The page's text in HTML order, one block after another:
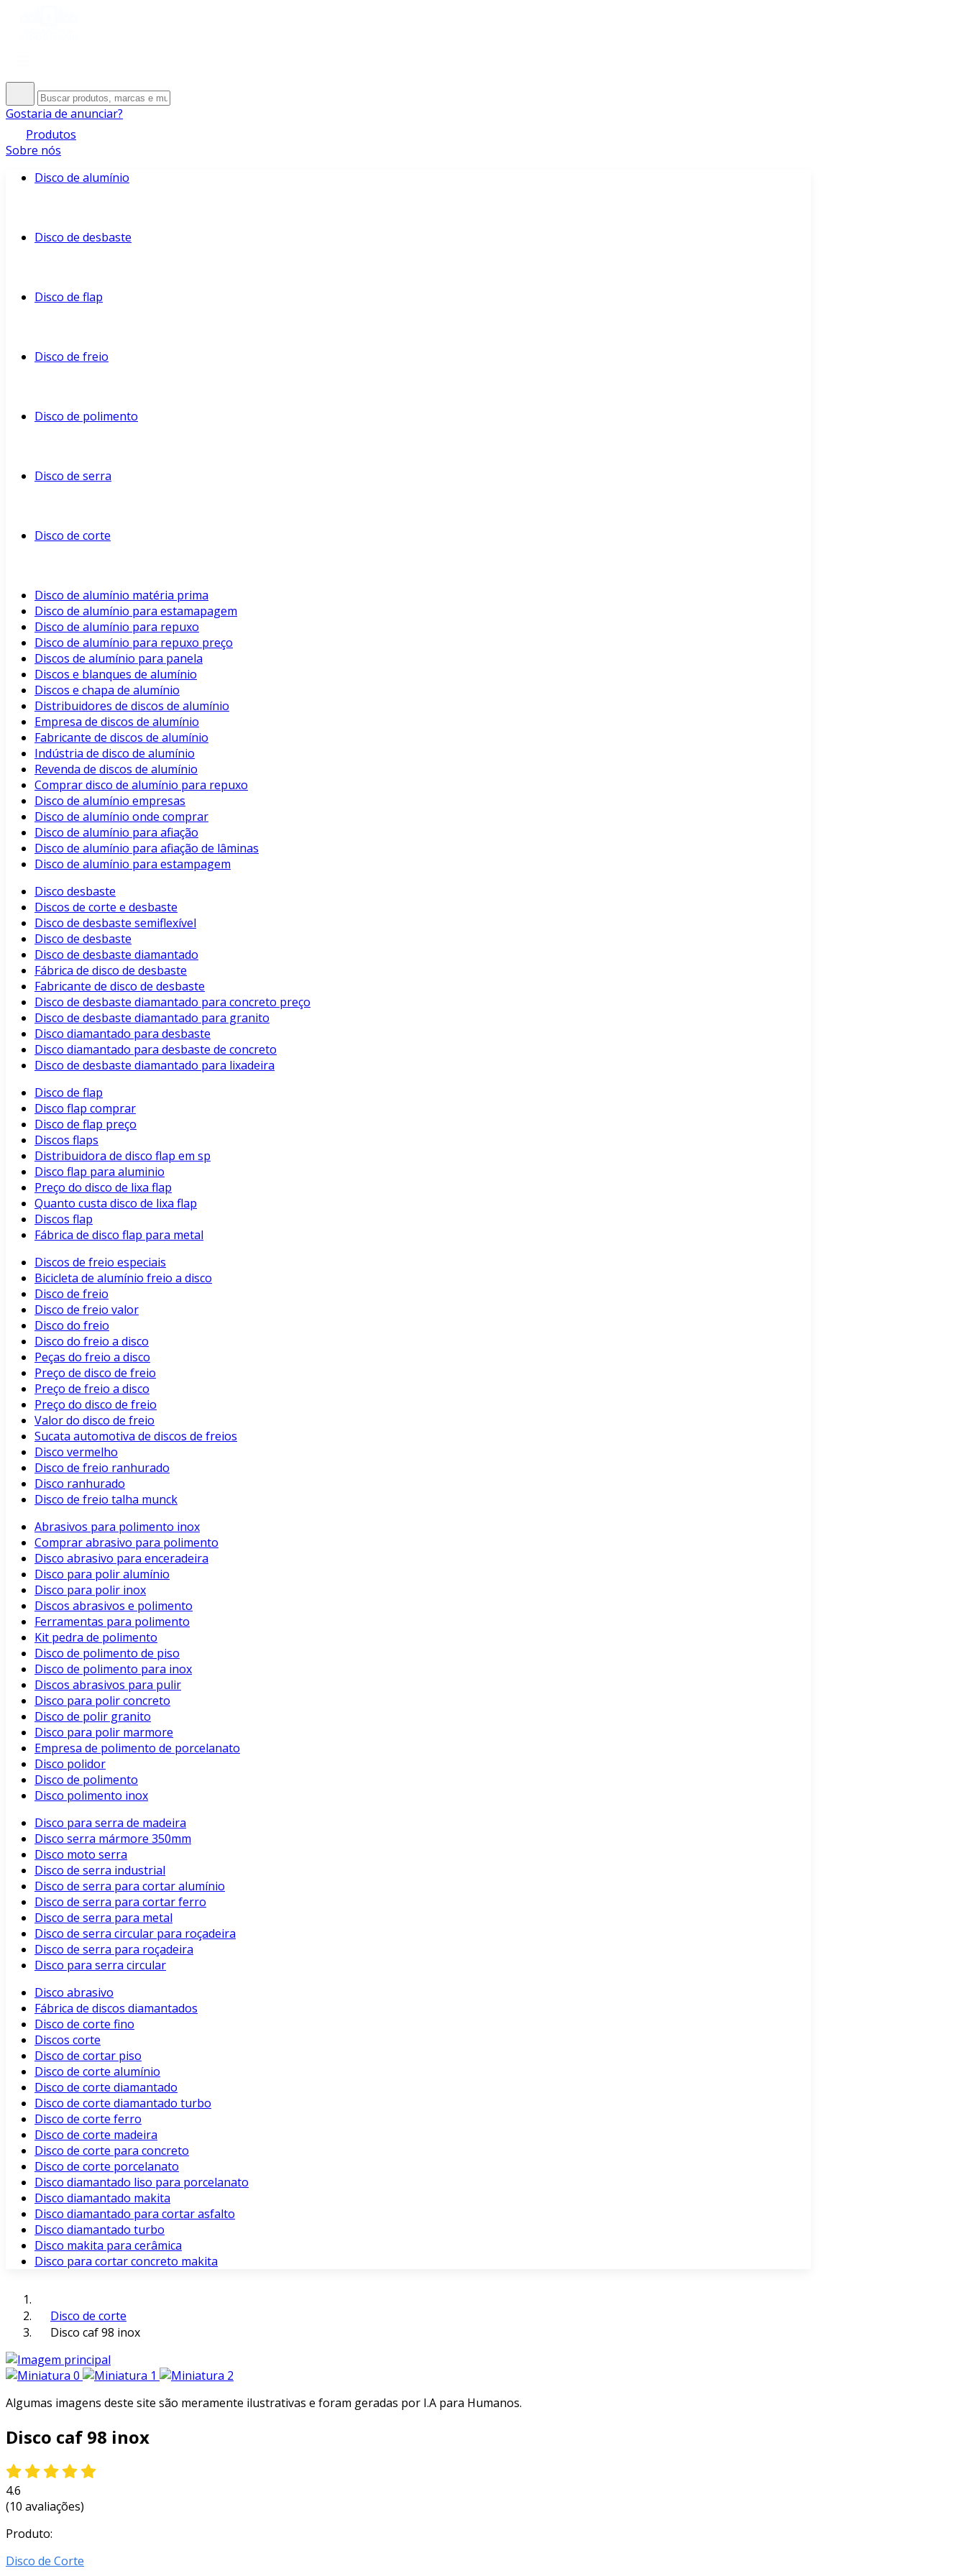
Gostaria de anunciar?
Produtos
Sobre nós
Disco de alumínio
Disco de desbaste
Disco de flap
Disco de freio
Disco de polimento
Disco de serra
Disco de corte
Disco de alumínio matéria prima
Disco de alumínio para estamapagem
Disco de alumínio para repuxo
Disco de alumínio para repuxo preço
Discos de alumínio para panela
Discos e blanques de alumínio
Discos e chapa de alumínio
Distribuidores de discos de alumínio
Empresa de discos de alumínio
Fabricante de discos de alumínio
Indústria de disco de alumínio
Revenda de discos de alumínio
Comprar disco de alumínio para repuxo
Disco de alumínio empresas
Disco de alumínio onde comprar
Disco de alumínio para afiação
Disco de alumínio para afiação de lâminas
Disco de alumínio para estampagem
Disco desbaste
Discos de corte e desbaste
Disco de desbaste semiflexível
Disco de desbaste
Disco de desbaste diamantado
Fábrica de disco de desbaste
Fabricante de disco de desbaste
Disco de desbaste diamantado para concreto preço
Disco de desbaste diamantado para granito
Disco diamantado para desbaste
Disco diamantado para desbaste de concreto
Disco de desbaste diamantado para lixadeira
Disco de flap
Disco flap comprar
Disco de flap preço
Discos flaps
Distribuidora de disco flap em sp
Disco flap para aluminio
Preço do disco de lixa flap
Quanto custa disco de lixa flap
Discos flap
Fábrica de disco flap para metal
Discos de freio especiais
Bicicleta de alumínio freio a disco
Disco de freio
Disco de freio valor
Disco do freio
Disco do freio a disco
Peças do freio a disco
Preço de disco de freio
Preço de freio a disco
Preço do disco de freio
Valor do disco de freio
Sucata automotiva de discos de freios
Disco vermelho
Disco de freio ranhurado
Disco ranhurado
Disco de freio talha munck
Abrasivos para polimento inox
Comprar abrasivo para polimento
Disco abrasivo para enceradeira
Disco para polir alumínio
Disco para polir inox
Discos abrasivos e polimento
Ferramentas para polimento
Kit pedra de polimento
Disco de polimento de piso
Disco de polimento para inox
Discos abrasivos para pulir
Disco para polir concreto
Disco de polir granito
Disco para polir marmore
Empresa de polimento de porcelanato
Disco polidor
Disco de polimento
Disco polimento inox
Disco para serra de madeira
Disco serra mármore 350mm
Disco moto serra
Disco de serra industrial
Disco de serra para cortar alumínio
Disco de serra para cortar ferro
Disco de serra para metal
Disco de serra circular para roçadeira
Disco de serra para roçadeira
Disco para serra circular
Disco abrasivo
Fábrica de discos diamantados
Disco de corte fino
Discos corte
Disco de cortar piso
Disco de corte alumínio
Disco de corte diamantado
Disco de corte diamantado turbo
Disco de corte ferro
Disco de corte madeira
Disco de corte para concreto
Disco de corte porcelanato
Disco diamantado liso para porcelanato
Disco diamantado makita
Disco diamantado para cortar asfalto
Disco diamantado turbo
Disco makita para cerâmica
Disco para cortar concreto makita
Disco de corte
Disco caf 98 inox
Algumas imagens deste site são meramente ilustrativas e foram geradas por I.A para Humanos.
Disco caf 98 inox
4.6
(10 avaliações)
Produto:
Disco de Corte